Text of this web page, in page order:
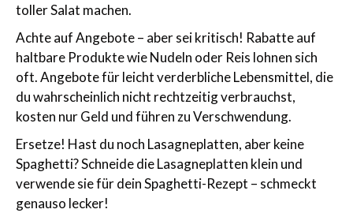
toller Salat machen.
Achte auf Angebote – aber sei kritisch! Rabatte auf
haltbare Produkte wie Nudeln oder Reis lohnen sich
oft. Angebote für leicht verderbliche Lebensmittel, die
du wahrscheinlich nicht rechtzeitig verbrauchst,
kosten nur Geld und führen zu Verschwendung.
Ersetze! Hast du noch Lasagneplatten, aber keine
Spaghetti? Schneide die Lasagneplatten klein und
verwende sie für dein Spaghetti-Rezept – schmeckt
genauso lecker!